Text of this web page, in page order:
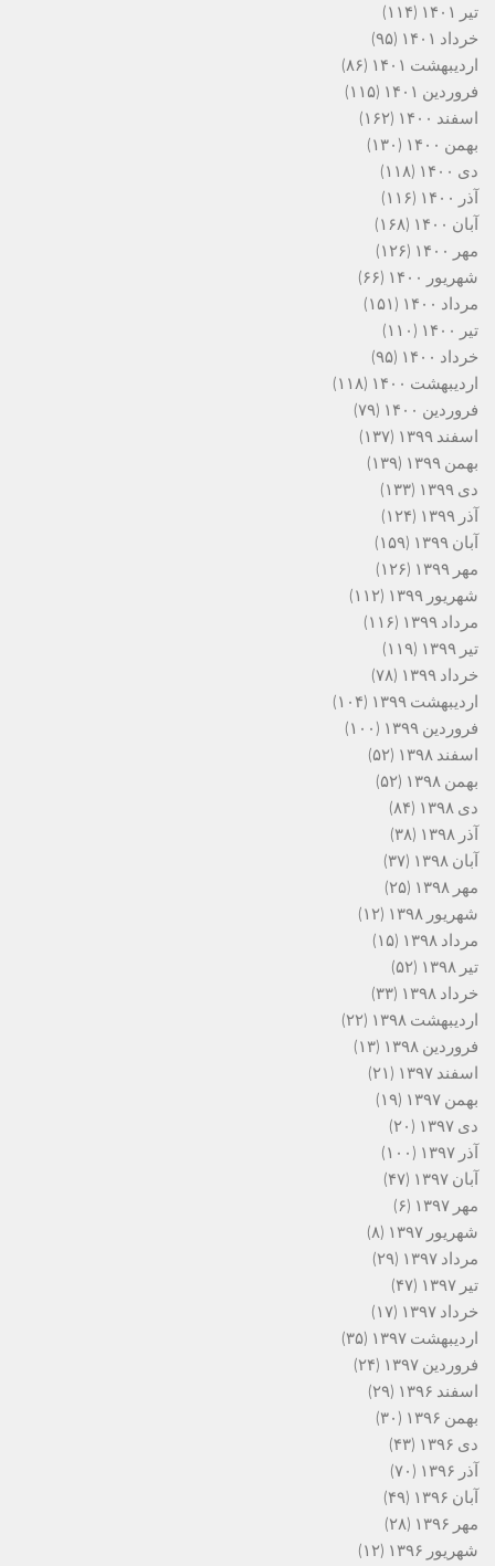
تیر ۱۴۰۱
(۱۱۴)
خرداد ۱۴۰۱
(۹۵)
اردیبهشت ۱۴۰۱
(۸۶)
فروردین ۱۴۰۱
(۱۱۵)
اسفند ۱۴۰۰
(۱۶۲)
بهمن ۱۴۰۰
(۱۳۰)
دی ۱۴۰۰
(۱۱۸)
آذر ۱۴۰۰
(۱۱۶)
آبان ۱۴۰۰
(۱۶۸)
مهر ۱۴۰۰
(۱۲۶)
شهریور ۱۴۰۰
(۶۶)
مرداد ۱۴۰۰
(۱۵۱)
تیر ۱۴۰۰
(۱۱۰)
خرداد ۱۴۰۰
(۹۵)
اردیبهشت ۱۴۰۰
(۱۱۸)
فروردین ۱۴۰۰
(۷۹)
اسفند ۱۳۹۹
(۱۳۷)
بهمن ۱۳۹۹
(۱۳۹)
دی ۱۳۹۹
(۱۳۳)
آذر ۱۳۹۹
(۱۲۴)
آبان ۱۳۹۹
(۱۵۹)
مهر ۱۳۹۹
(۱۲۶)
شهریور ۱۳۹۹
(۱۱۲)
مرداد ۱۳۹۹
(۱۱۶)
تیر ۱۳۹۹
(۱۱۹)
خرداد ۱۳۹۹
(۷۸)
اردیبهشت ۱۳۹۹
(۱۰۴)
فروردین ۱۳۹۹
(۱۰۰)
اسفند ۱۳۹۸
(۵۲)
بهمن ۱۳۹۸
(۵۲)
دی ۱۳۹۸
(۸۴)
آذر ۱۳۹۸
(۳۸)
آبان ۱۳۹۸
(۳۷)
مهر ۱۳۹۸
(۲۵)
شهریور ۱۳۹۸
(۱۲)
مرداد ۱۳۹۸
(۱۵)
تیر ۱۳۹۸
(۵۲)
خرداد ۱۳۹۸
(۳۳)
اردیبهشت ۱۳۹۸
(۲۲)
فروردین ۱۳۹۸
(۱۳)
اسفند ۱۳۹۷
(۲۱)
بهمن ۱۳۹۷
(۱۹)
دی ۱۳۹۷
(۲۰)
آذر ۱۳۹۷
(۱۰۰)
آبان ۱۳۹۷
(۴۷)
مهر ۱۳۹۷
(۶)
شهریور ۱۳۹۷
(۸)
مرداد ۱۳۹۷
(۲۹)
تیر ۱۳۹۷
(۴۷)
خرداد ۱۳۹۷
(۱۷)
اردیبهشت ۱۳۹۷
(۳۵)
فروردین ۱۳۹۷
(۲۴)
اسفند ۱۳۹۶
(۲۹)
بهمن ۱۳۹۶
(۳۰)
دی ۱۳۹۶
(۴۳)
آذر ۱۳۹۶
(۷۰)
آبان ۱۳۹۶
(۴۹)
مهر ۱۳۹۶
(۲۸)
شهریور ۱۳۹۶
(۱۲)